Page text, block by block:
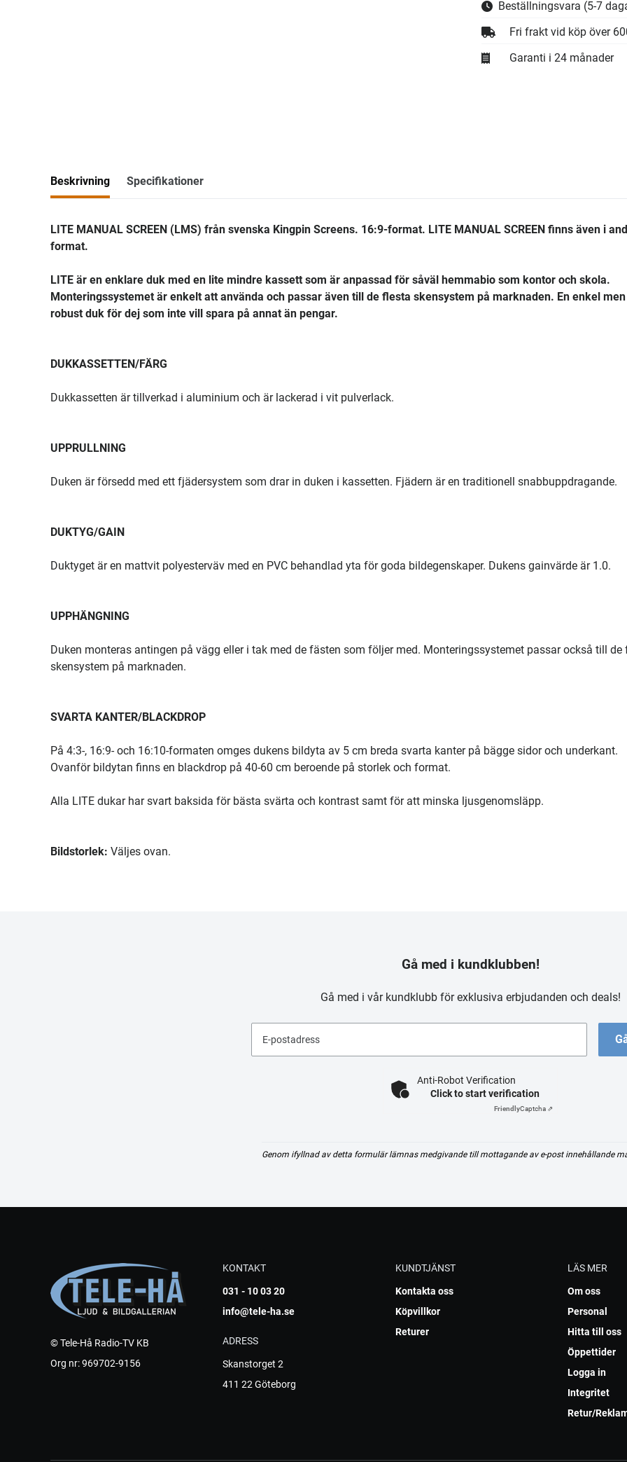
Beställningsvara (5-7
Fri frakt vid köp över
Garanti i 24 månader
Beskrivning Specifikationer
LITE MANUAL SCREEN (LMS) från svenska Kingpin Screens. 16:9-format. LITE MANUAL SCREEN finns även i
format.
LITE är en enklare duk med en lite mindre kassett som är anpassad för såväl hemmabio som kontor och skola.
Monteringssystemet är enkelt att använda och passar även till de flesta skensystem på marknaden. En enkel men
robust duk för dej som inte vill spara på annat än pengar.
DUKKASSETTEN/FÄRG
Dukkassetten är tillverkad i aluminium och är lackerad i vit pulverlack.
UPPRULLNING
Duken är försedd med ett fjädersystem som drar in duken i kassetten. Fjädern är en traditionell snabbuppdragande.
DUKTYG/GAIN
Duktyget är en mattvit polyesterväv med en PVC behandlad yta för goda bildegenskaper. Dukens gainvärde är 1.0.
UPPHÄNGNING
Duken monteras antingen på vägg eller i tak med de fästen som följer med. Monteringssystemet passar också till de
skensystem på marknaden.
SVARTA KANTER/BLACKDROP
På 4:3-, 16:9- och 16:10-formaten omges dukens bildyta av 5 cm breda svarta kanter på bägge sidor och underkant.
Ovanför bildytan finns en blackdrop på 40-60 cm beroende på storlek och format.
Alla LITE dukar har svart baksida för bästa svärta och kontrast samt för att minska ljusgenomsläpp.
Bildstorlek: Väljes ovan.
Gå med i kundklubben!
Gå med i vår kundklubb för exklusiva erbjudanden och deals!
E-postadress
Anti-Robot Verification
Click to start verification
FriendlyCaptcha ⇗
Genom ifyllnad av detta formulär lämnas medgivande till mottagande av e-post innehållande
© Tele-Hå Radio-TV KB
Org nr: 969702-9156
KONTAKT
031 - 10 03 20
info@tele-ha.se
ADRESS
Skanstorget 2
411 22 Göteborg
KUNDTJÄNST
Kontakta oss
Köpvillkor
Returer
LÄS MER
Om oss
Personal
Hitta till oss
Öppettider
Logga in
Integritet
Retur/